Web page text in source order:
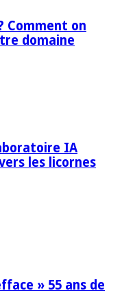
Comment on
domaine
IA
les licornes
» 55 ans de